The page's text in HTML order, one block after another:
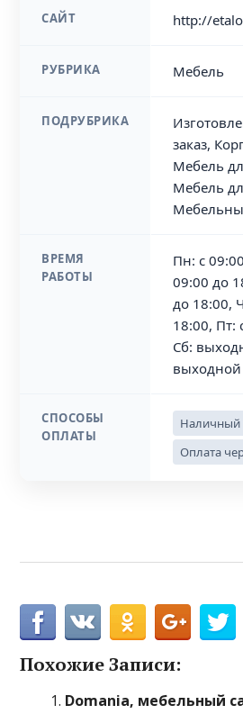
САЙТ http://
РУБРИКА Мебель
ПОДРУБРИКА
заказ,
Мебель
Мебель
ВРЕМЯ
РАБОТЫ
Пн: с
09:00 до
до 18:00,
18:00, Пт:
Сб:
выходной
СПОСОБЫ
ОПЛАТЫ
Наличный
Оплата
Похожие Записи:
Domania, мебельный